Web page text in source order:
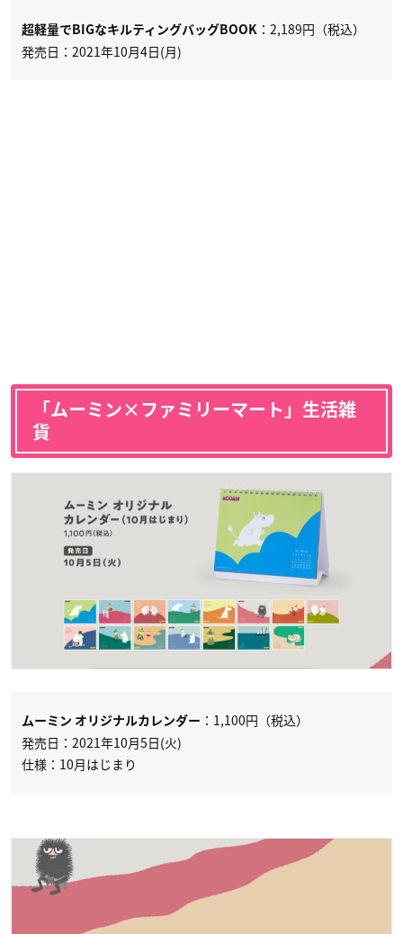
超軽量でBIGなキルティングバッグBOOK ：2,189円（税込）
発売日：2021年10月4日(月)
「ムーミン×ファミリーマート」生活雑
貨
ムーミン オリジナルカレンダー ：1,100円（税込）
発売日：2021年10月5日(火)
仕様：10月はじまり